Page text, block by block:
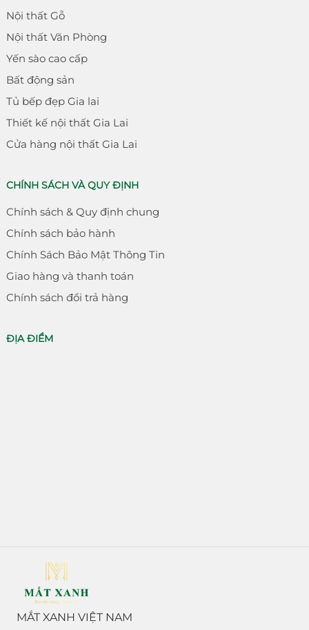
Nội thất Gỗ
Nội thất Văn Phòng
Yến sào cao cấp
Bất động sản
Tủ bếp đẹp Gia lai
Thiết kế nội thất Gia Lai
Cửa hàng nội thất Gia Lai
CHÍNH SÁCH VÀ QUY ĐỊNH
Chính sách & Quy định chung
Chính sách bảo hành
Chính Sách Bảo Mật Thông Tin
Giao hàng và thanh toán
Chính sách đổi trả hàng
ĐỊA ĐIỂM
MẮT XANH VIỆT NAM